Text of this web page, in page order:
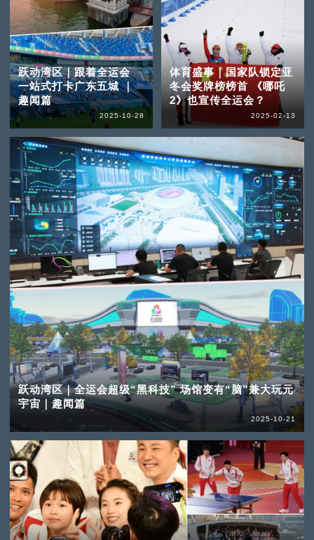
跃动湾区｜跟着全运会
一站式打卡广东五城 ｜
趣闻篇
2025-10-28
跃动湾区｜全运会超级“黑科技” 场馆变有“脑”兼大玩元
宇宙｜趣闻篇
2025-10-21
体育盛事｜国家队锁定亚
冬会奖牌榜榜首 《哪吒
2》也宣传全运会？
2025-02-13